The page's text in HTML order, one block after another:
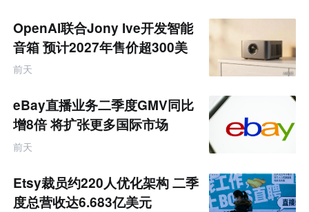
OpenAI联合Jony Ive开发智能
音箱 预计2027年售价超300美
元
前天
eBay直播业务二季度GMV同比
增8倍 将扩张更多国际市场
前天
Etsy裁员约220人优化架构 二季
度总营收达6.683亿美元